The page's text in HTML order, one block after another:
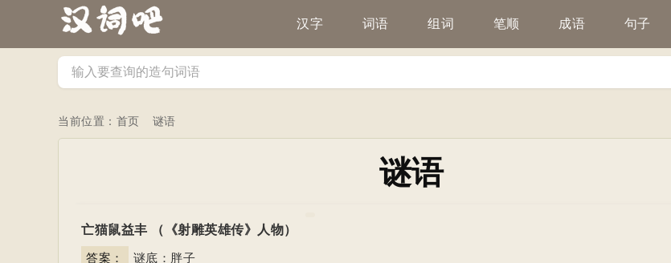
汉字 词语 组词 笔顺 成语 句子
当前位置： 首页 谜语
谜语
亡猫鼠益丰 （《射雕英雄传》人物）
答案： 谜底：胖子